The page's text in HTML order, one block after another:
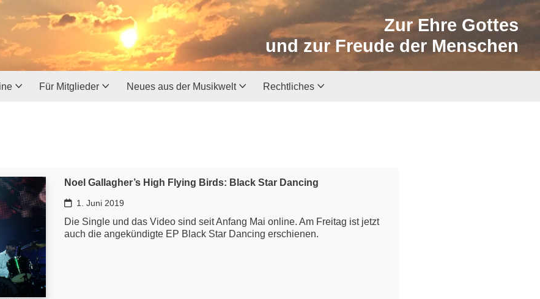
Zur Ehre Gottes
und zur Freude der Menschen
Für Mitglieder Neues aus der Musikwelt Rechtliches
Noel Gallagher’s High Flying Birds: Black Star Dancing
1. Juni 2019
Die Single und das Video sind seit Anfang Mai online. Am Freitag ist jetzt
auch die angekündigte EP Black Star Dancing erschienen.